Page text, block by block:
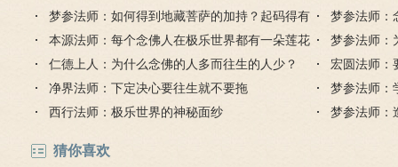
有什么好处？
梦参法师：如何得到地藏菩萨的加持？起码得有
下至心
梦参法师：
本源法师：每个念佛人在极乐世界都有一朵莲花
梦参法师：
仁德上人：为什么念佛的人多而往生的人少？
宏圆法师：
净界法师：下定决心要往生就不要拖
梦参法师：
西行法师：极乐世界的神秘面纱
梦参法师：
猜你喜欢